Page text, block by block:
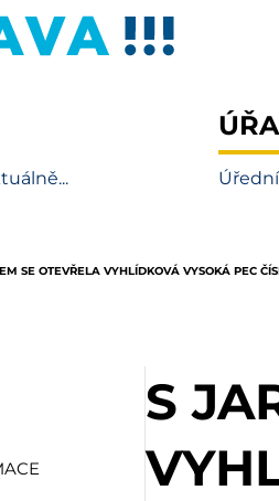
SE OTEVŘELA VYHLÍDKOVÁ VYSOKÁ PEC
S